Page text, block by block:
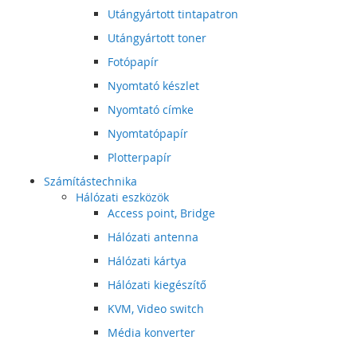
Utángyártott tintapatron
Utángyártott toner
Fotópapír
Nyomtató készlet
Nyomtató címke
Nyomtatópapír
Plotterpapír
Számítástechnika
Hálózati eszközök
Access point, Bridge
Hálózati antenna
Hálózati kártya
Hálózati kiegészítő
KVM, Video switch
Média konverter